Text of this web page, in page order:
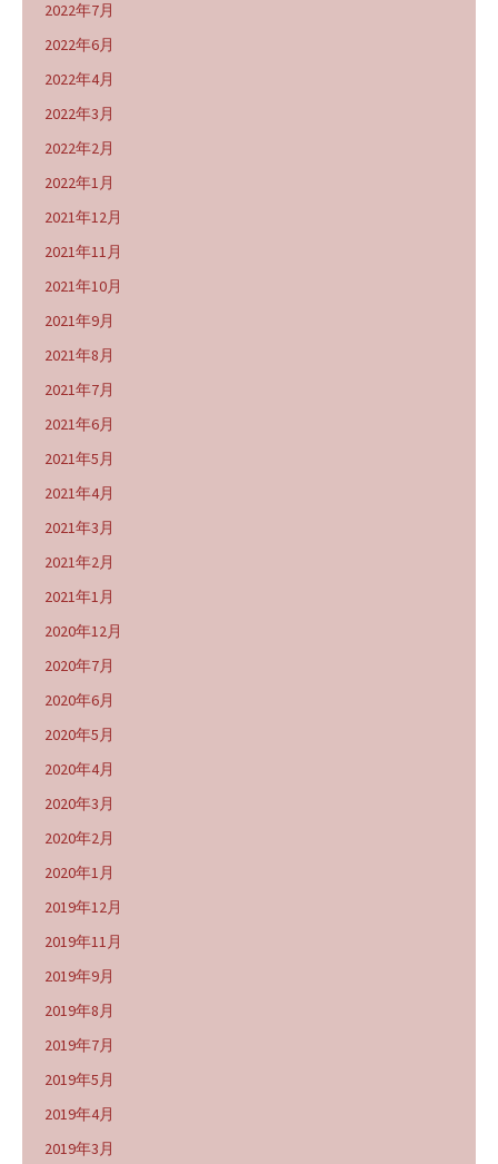
2022年7月
2022年6月
2022年4月
2022年3月
2022年2月
2022年1月
2021年12月
2021年11月
2021年10月
2021年9月
2021年8月
2021年7月
2021年6月
2021年5月
2021年4月
2021年3月
2021年2月
2021年1月
2020年12月
2020年7月
2020年6月
2020年5月
2020年4月
2020年3月
2020年2月
2020年1月
2019年12月
2019年11月
2019年9月
2019年8月
2019年7月
2019年5月
2019年4月
2019年3月